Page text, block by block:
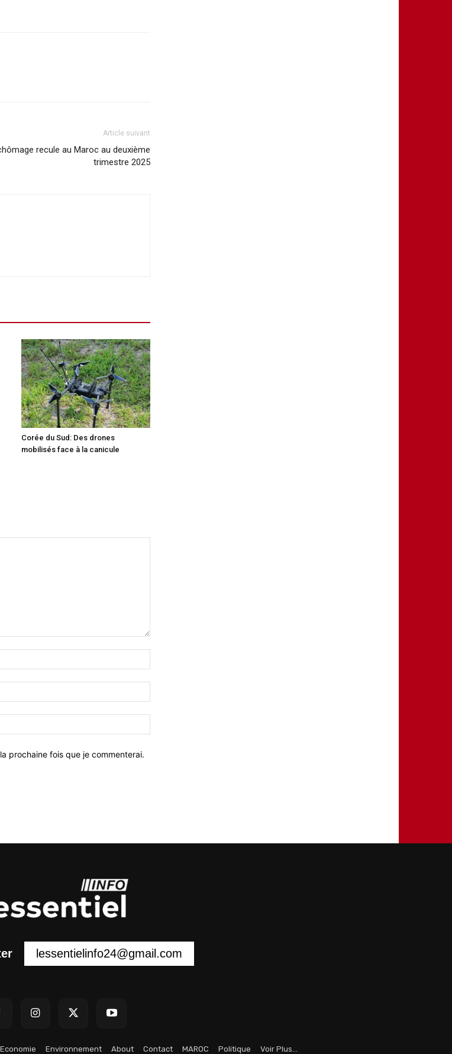
Article suivant
recule au Maroc au deuxième
trimestre 2025
Corée du Sud: Des drones
mobilisés face à la canicule
prochaine fois que je commenterai.
lessentielinfo24@gmail.com
Economie Environnement About Contact MAROC Politique Voir Plus…